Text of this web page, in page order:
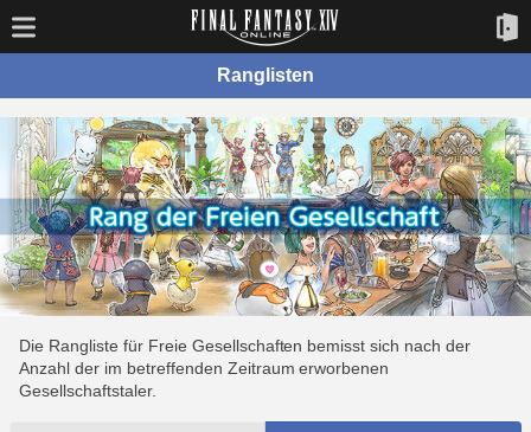
Ranglisten
Die Rangliste für Freie Gesellschaften bemisst sich nach der
Anzahl der im betreffenden Zeitraum erworbenen
Gesellschaftstaler.